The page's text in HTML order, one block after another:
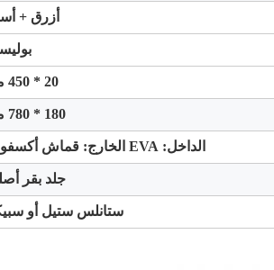
أزرق +
20 * 450 مم
180 * 780 مم
الداخل: EVA الخارج: قماش أكسفورد
جلد بقر
ستانلس ستيل أو